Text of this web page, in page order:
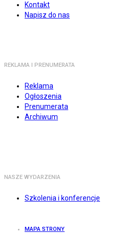
Kontakt
Napisz do nas
REKLAMA I PRENUMERATA
Reklama
Ogłoszenia
Prenumerata
Archiwum
NASZE WYDARZENIA
Szkolenia i konferencje
MAPA STRONY